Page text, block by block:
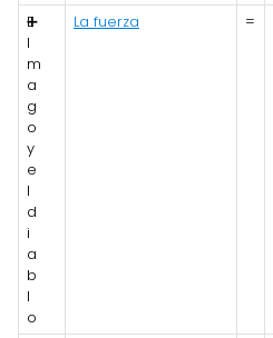
E
l
m
a
g
o
y
e
l
d
i
a
b
l
o
➕ La fuerza =